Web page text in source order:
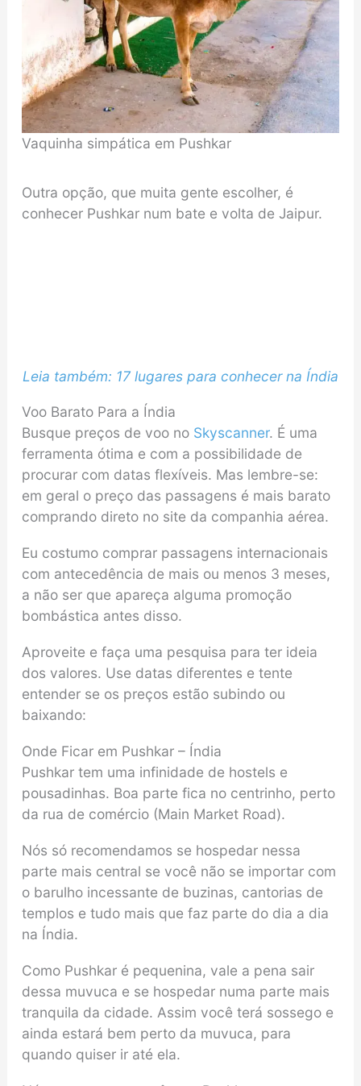
Vaquinha simpática em Pushkar
Outra opção, que muita gente escolher, é
conhecer Pushkar num bate e volta de Jaipur.
Leia também: 17 lugares para conhecer na Índia
Voo Barato Para a Índia
Busque preços de voo no Skyscanner. É uma
ferramenta ótima e com a possibilidade de
procurar com datas flexíveis. Mas lembre-se:
em geral o preço das passagens é mais barato
comprando direto no site da companhia aérea.
Eu costumo comprar passagens internacionais
com antecedência de mais ou menos 3 meses,
a não ser que apareça alguma promoção
bombástica antes disso.
Aproveite e faça uma pesquisa para ter ideia
dos valores. Use datas diferentes e tente
entender se os preços estão subindo ou
baixando:
Onde Ficar em Pushkar – Índia
Pushkar tem uma infinidade de hostels e
pousadinhas. Boa parte fica no centrinho, perto
da rua de comércio (Main Market Road).
Nós só recomendamos se hospedar nessa
parte mais central se você não se importar com
o barulho incessante de buzinas, cantorias de
templos e tudo mais que faz parte do dia a dia
na Índia.
Como Pushkar é pequenina, vale a pena sair
dessa muvuca e se hospedar numa parte mais
tranquila da cidade. Assim você terá sossego e
ainda estará bem perto da muvuca, para
quando quiser ir até ela.